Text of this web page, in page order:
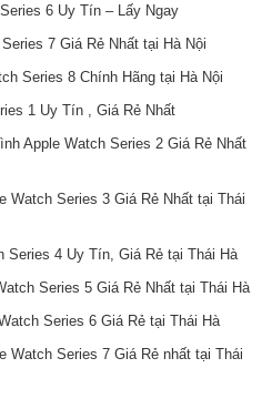
6 Uy Tín – Lấy Ngay
7 Giá Rẻ Nhất tại Hà Nội
Series 8 Chính Hãng tại Hà Nội
1 Uy Tín , Giá Rẻ Nhất
Apple Watch Series 2 Giá Rẻ Nhất
Series 3 Giá Rẻ Nhất tại Thái
4 Uy Tín, Giá Rẻ tại Thái Hà
Series 5 Giá Rẻ Nhất tại Thái Hà
Series 6 Giá Rẻ tại Thái Hà
Series 7 Giá Rẻ nhất tại Thái